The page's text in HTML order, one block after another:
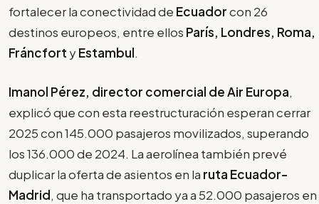
fortalecer la conectividad de Ecuadorcon 26
destinos europeos, entre ellos París, Londres, Roma,
Fráncfort yEstambul.
Imanol Pérez, director comercial de Air Europa,
explicó que con esta reestructuración esperan cerrar
2025 con 145.000 pasajeros movilizados, superando
los 136.000 de 2024. La aerolínea también prevé
duplicar la oferta de asientos en la ruta Ecuador-
Madrid, que ha transportado ya a 52.000 pasajeros en